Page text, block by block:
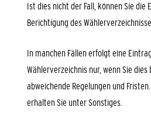
Ist dies nicht der Fall, können Sie die
Berichtigung des
In manchen Fällen erfolgt eine
Wählerverzeichnis nur, wenn Sie dies
abweichende Regelungen und Fristen.
erhalten Sie unter Sonstiges.